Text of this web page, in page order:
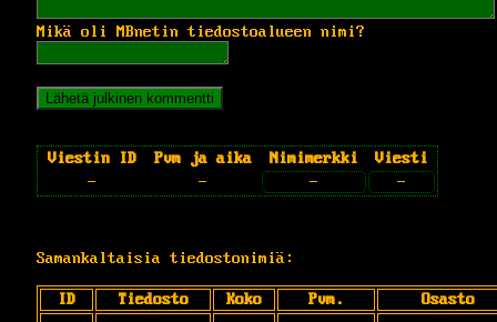
Mikä oli MBnetin tiedostoalueen nimi?
Viestin ID Pvm ja aika Nimimerkki
Viesti
-
- - -
Samankaltaisia tiedostonimiä:
ID Tiedosto Koko Pvm. Osasto